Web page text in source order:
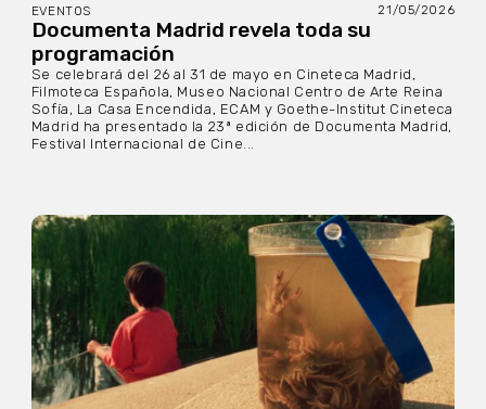
EVENTOS 21/05/2026
Documenta Madrid revela toda su
programación
Se celebrará del 26 al 31 de mayo en Cineteca Madrid,
Filmoteca Española, Museo Nacional Centro de Arte Reina
Sofía, La Casa Encendida, ECAM y Goethe-Institut Cineteca
Madrid ha presentado la 23ª edición de Documenta Madrid,
Festival Internacional de Cine...